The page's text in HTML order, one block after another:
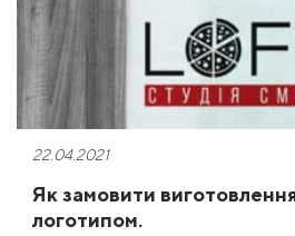
22.04.2021
Як замовити
логотипом.